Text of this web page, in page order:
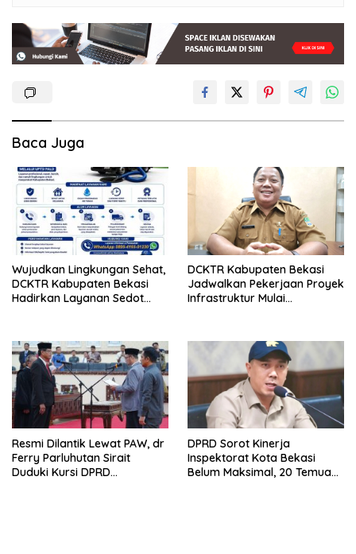
Baca Juga
Wujudkan Lingkungan Sehat,
DCKTR Kabupaten Bekasi
Hadirkan Layanan Sedot
DCKTR Kabupaten Bekasi
Jadwalkan Pekerjaan Proyek
Infrastruktur Mulai
Resmi Dilantik Lewat PAW, dr
Ferry Parluhutan Sirait
Duduki Kursi DPRD
DPRD Sorot Kinerja
Inspektorat Kota Bekasi
Belum Maksimal, 20 Temuan